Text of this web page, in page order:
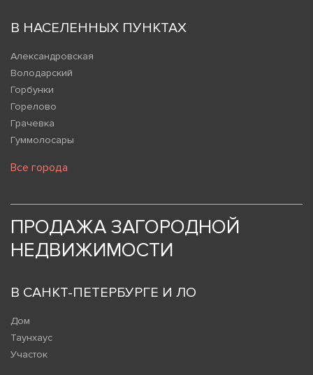
В НАСЕЛЕННЫХ ПУНКТАХ
Александровская
Володарский
Горбунки
Горелово
Грачевка
Гуммолосары
Все города
ПРОДАЖА ЗАГОРОДНОЙ
НЕДВИЖИМОСТИ
В САНКТ-ПЕТЕРБУРГЕ И ЛО
Дом
Таунхаус
Участок